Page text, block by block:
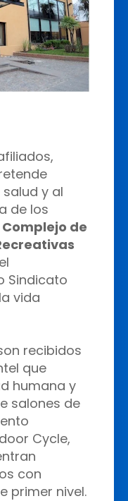
y al
de los
Complejo de
Sindicato
vida
recibidos
que
humana y
salones de
Cycle,
con
primer nivel.